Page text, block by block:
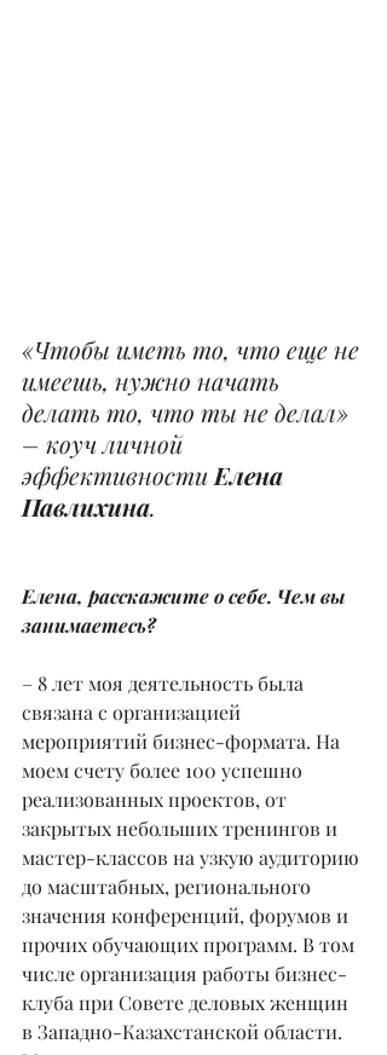
«Чтобы иметь то, что еще не
имеешь, нужно начать
делать то, что ты не делал»
– коуч личной
эффективности Елена
Павлихина.
Елена, расскажите о себе. Чем вы
занимаетесь?
– 8 лет моя деятельность была
связана с организацией
мероприятий бизнес-формата. На
моем счету более 100 успешно
реализованных проектов, от
закрытых небольших тренингов и
мастер-классов на узкую аудиторию
до масштабных, регионального
значения конференций, форумов и
прочих обучающих программ. В том
числе организация работы бизнес-
клуба при Совете деловых женщин
в Западно-Казахстанской области.